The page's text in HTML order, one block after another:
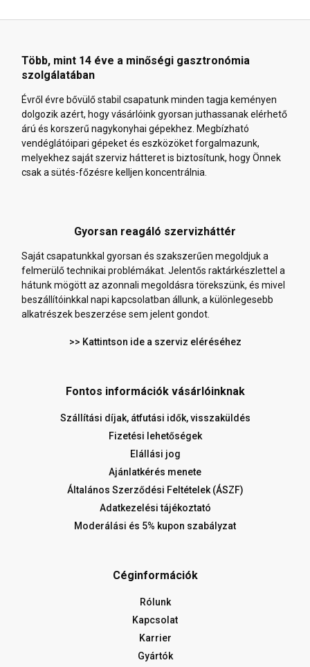
Több, mint 14 éve a minőségi gasztronómia
szolgálatában
Évről évre bővülő stabil csapatunk minden tagja keményen
dolgozik azért, hogy vásárlóink gyorsan juthassanak elérhető
árú és korszerű nagykonyhai gépekhez. Megbízható
vendéglátóipari gépeket és eszközöket forgalmazunk,
melyekhez saját szerviz hátteret is biztosítunk, hogy Önnek
csak a sütés-főzésre kelljen koncentrálnia.
Gyorsan reagáló szervizháttér
Saját csapatunkkal gyorsan és szakszerűen megoldjuk a
felmerülő technikai problémákat. Jelentős raktárkészlettel a
hátunk mögött az azonnali megoldásra törekszünk, és mivel
beszállítóinkkal napi kapcsolatban állunk, a különlegesebb
alkatrészek beszerzése sem jelent gondot.
>> Kattintson ide a szerviz eléréséhez
Fontos információk vásárlóinknak
Szállítási díjak, átfutási idők, visszaküldés
Fizetési lehetőségek
Elállási jog
Ajánlatkérés menete
Általános Szerződési Feltételek (ÁSZF)
Adatkezelési tájékoztató
Moderálási és 5% kupon szabályzat
Céginformációk
Rólunk
Kapcsolat
Karrier
Gyártók